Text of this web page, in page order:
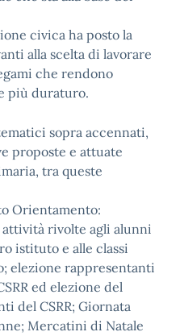
civica ha posto la
alla scelta di lavorare
che rendono
più duraturo.
sopra accennati,
proposte e attuate
tra queste
Orientamento:
attività rivolte agli alunni
istituto e alle classi
elezione rappresentanti
ed elezione del
del CSRR; Giornata
Mercatini di Natale